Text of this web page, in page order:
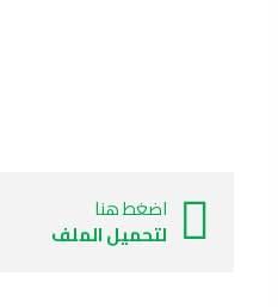
اضغط هنا
لتحميل الملف